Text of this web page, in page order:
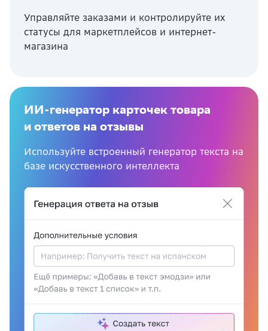
Управляйте заказами и контролируйте их
статусы для маркетплейсов и интернет-
магазина
ИИ-генератор карточек товара
и ответов на отзывы
Используйте встроенный генератор текста на
базе искусственного интеллекта